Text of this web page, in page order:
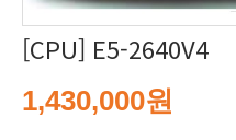
[CPU] E5-2640V4
1,430,000원